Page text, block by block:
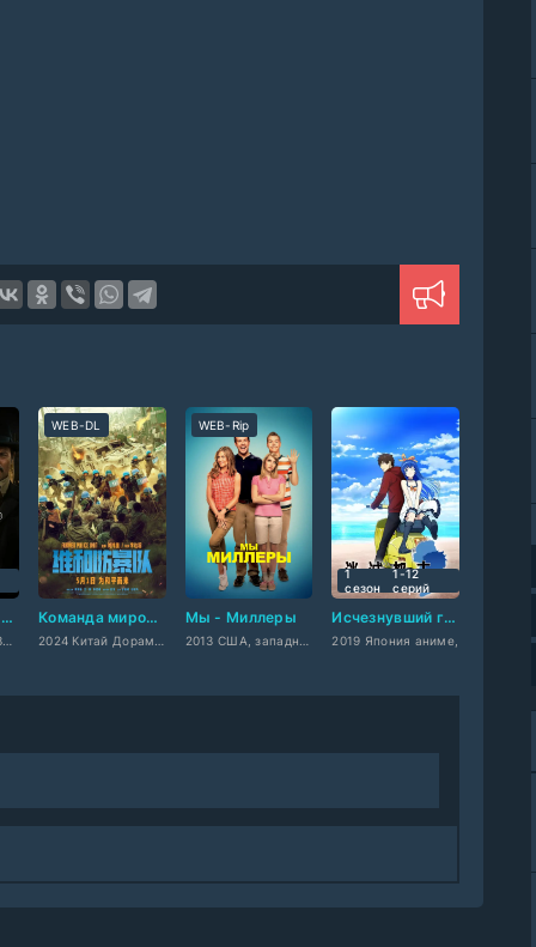
Октоберфест: Пиво и кровь
2020 Германия, Западный
Команда миротворцев
WEB-DL
Мы - Миллеры
WEB-Rip
Исчезнувший город
2019 Япония аниме,
1
сезон
1-12
cерий